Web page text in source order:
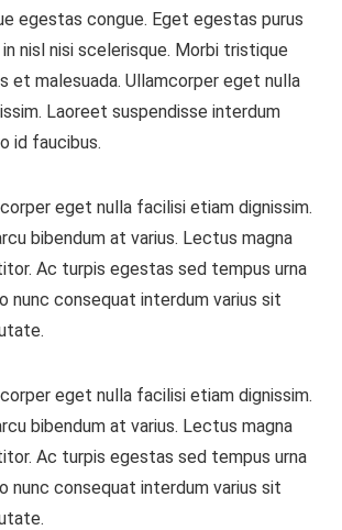
egestas congue. Eget egestas purus
nisl nisi scelerisque. Morbi tristique
et malesuada. Ullamcorper eget nulla
Laoreet suspendisse interdum
id faucibus.
eget nulla facilisi etiam dignissim.
bibendum at varius. Lectus magna
Ac turpis egestas sed tempus urna
nunc consequat interdum varius sit
eget nulla facilisi etiam dignissim.
bibendum at varius. Lectus magna
Ac turpis egestas sed tempus urna
nunc consequat interdum varius sit